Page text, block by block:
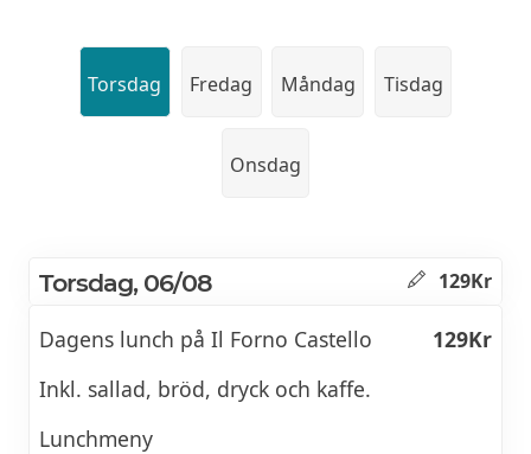
Torsdag Fredag Måndag Tisdag
Onsdag
Torsdag, 06/08 129Kr
Dagens lunch på Il Forno Castello
129Kr
Inkl. sallad, bröd, dryck och kaffe.
Lunchmeny